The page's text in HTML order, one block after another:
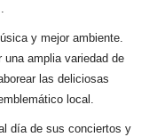
y mejor ambiente.
una amplia variedad de
las deliciosas
local.
día de sus conciertos y